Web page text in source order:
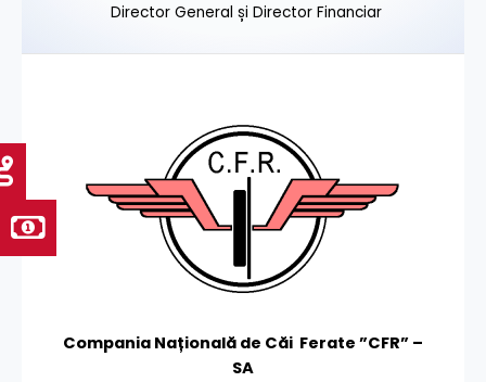
Director General și Director Financiar
Compania Națională de Căi Ferate ”CFR” –
SA